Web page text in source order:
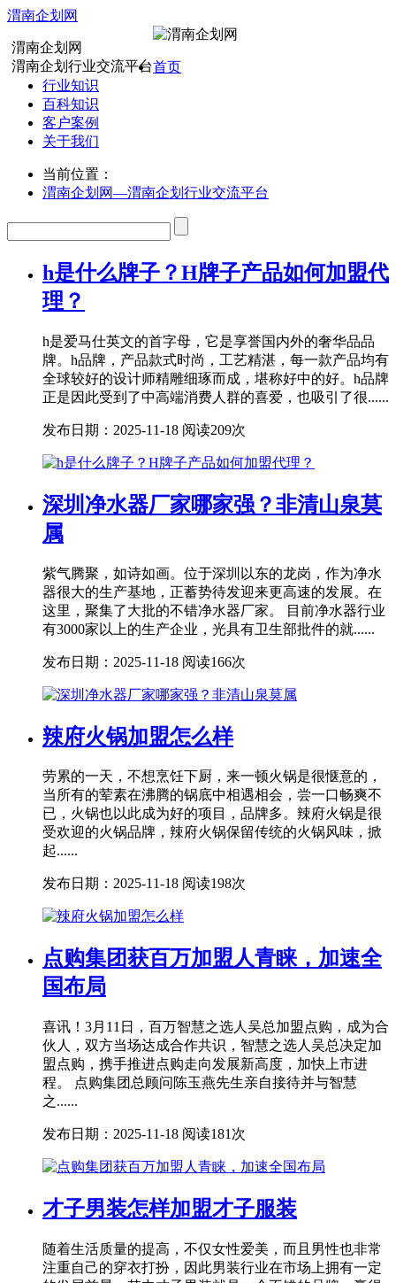
渭南企划网
渭南企划网
渭南企划行业交流平台首页
行业知识
百科知识
客户案例
关于我们
当前位置：
渭南企划网—渭南企划行业交流平台
h是什么牌子？H牌子产品如何加盟代
理？
h是爱马仕英文的首字母，它是享誉国内外的奢华品品
牌。h品牌，产品款式时尚，工艺精湛，每一款产品均有
全球较好的设计师精雕细琢而成，堪称好中的好。h品牌
正是因此受到了中高端消费人群的喜爱，也吸引了很......
发布日期：2025-11-18 阅读209次
深圳净水器厂家哪家强？非清山泉莫
属
紫气腾聚，如诗如画。位于深圳以东的龙岗，作为净水
器很大的生产基地，正蓄势待发迎来更高速的发展。在
这里，聚集了大批的不错净水器厂家。 目前净水器行业
有3000家以上的生产企业，光具有卫生部批件的就......
发布日期：2025-11-18 阅读166次
辣府火锅加盟怎么样
劳累的一天，不想烹饪下厨，来一顿火锅是很惬意的，
当所有的荤素在沸腾的锅底中相遇相会，尝一口畅爽不
已，火锅也以此成为好的项目，品牌多。辣府火锅是很
受欢迎的火锅品牌，辣府火锅保留传统的火锅风味，掀
起......
发布日期：2025-11-18 阅读198次
点购集团获百万加盟人青睐，加速全
国布局
喜讯！3月11日，百万智慧之选人吴总加盟点购，成为合
伙人，双方当场达成合作共识，智慧之选人吴总决定加
盟点购，携手推进点购走向发展新高度，加快上市进
程。 点购集团总顾问陈玉燕先生亲自接待并与智慧
之......
发布日期：2025-11-18 阅读181次
才子男装怎样加盟才子服装
随着生活质量的提高，不仅女性爱美，而且男性也非常
注重自己的穿衣打扮，因此男装行业在市场上拥有一定